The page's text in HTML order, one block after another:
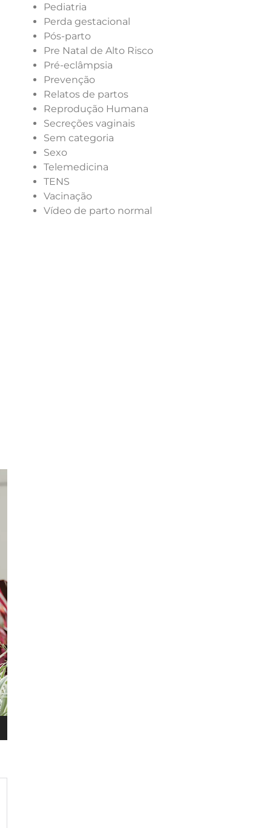
Pediatria
Perda gestacional
Pós-parto
Pre Natal de Alto Risco
Pré-eclâmpsia
Prevenção
Relatos de partos
Reprodução Humana
Secreções vaginais
Sem categoria
Sexo
Telemedicina
TENS
Vacinação
Vídeo de parto normal